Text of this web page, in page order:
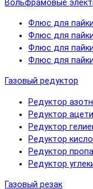
Вольфрамовые
Флюс для
Флюс для
Флюс для
Флюс для
Газовый редуктор
Редуктор
Редуктор
Редуктор
Редуктор
Редуктор
Редуктор
Газовый резак